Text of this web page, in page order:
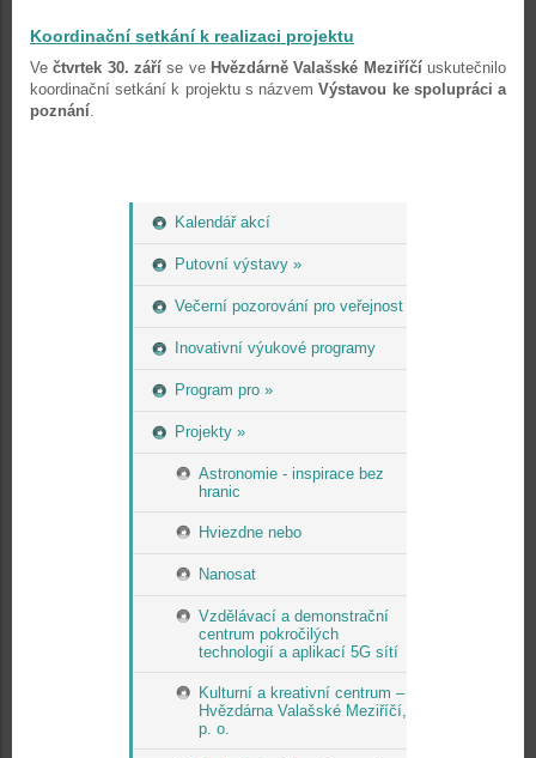
Kalendář akcí
Putovní výstavy »
Večerní pozorování pro veřejnost
Inovativní výukové programy
Program pro »
Projekty »
Astronomie - inspirace bez
hranic
Hviezdne nebo
Nanosat
Vzdělávací a demonstrační
centrum pokročilých
technologií a aplikací 5G sítí
Kulturní a kreativní centrum –
Hvězdárna Valašské Meziříčí,
p. o.
Koordinační setkání k realizaci projektu
Večtvrtek 30. září se veHvězdárně Valašské Meziříčíuskutečnilo
koordinační setkání k projektu s názvemVýstavou ke spolupráci a
poznání